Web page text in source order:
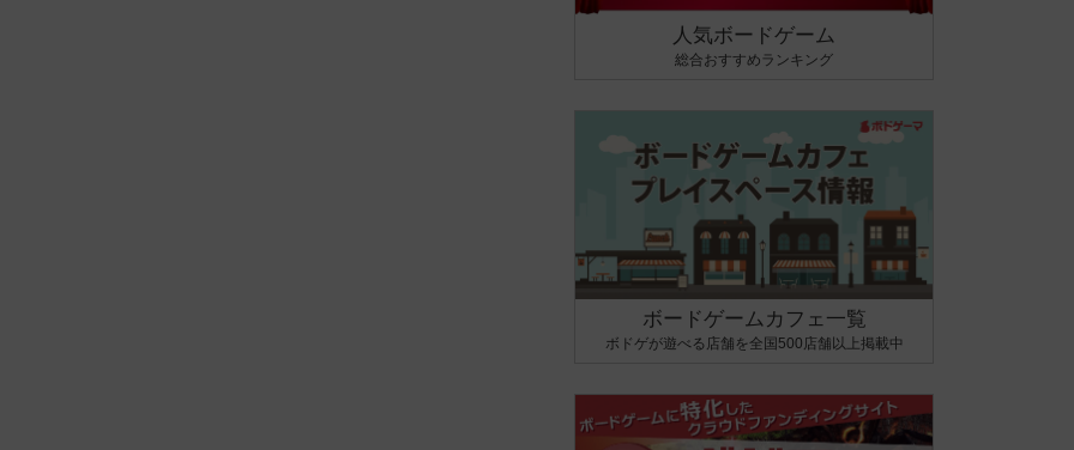
人気ボードゲーム
総合おすすめランキング
ボードゲームカフェ一覧
ボドゲが遊べる店舗を全国500店舗以上掲載中